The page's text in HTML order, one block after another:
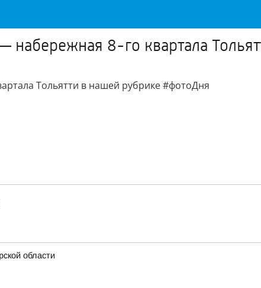
набережная 8-го квартала
Тольятти в нашей рубрике #фотоДня
области